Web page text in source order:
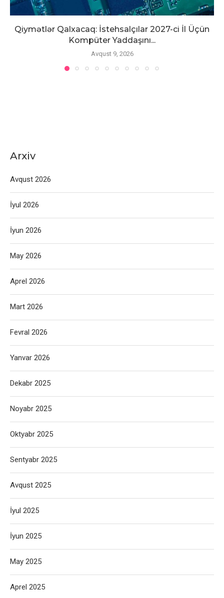
Qiymətlər Qalxacaq: İstehsalçılar 2027-ci İl Üçün
Kompüter Yaddaşını...
Avqust 9, 2026
Arxiv
Avqust 2026
İyul 2026
İyun 2026
May 2026
Aprel 2026
Mart 2026
Fevral 2026
Yanvar 2026
Dekabr 2025
Noyabr 2025
Oktyabr 2025
Sentyabr 2025
Avqust 2025
İyul 2025
İyun 2025
May 2025
Aprel 2025